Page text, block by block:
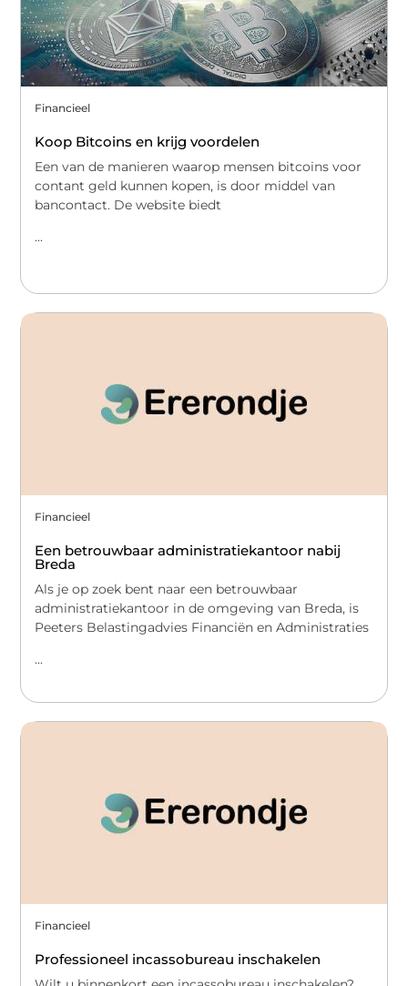
Financieel
Koop Bitcoins en krijg voordelen
Een van de manieren waarop mensen bitcoins voor
contant geld kunnen kopen, is door middel van
bancontact. De website biedt
...
Financieel
Een betrouwbaar administratiekantoor nabij
Breda
Als je op zoek bent naar een betrouwbaar
administratiekantoor in de omgeving van Breda, is
Peeters Belastingadvies Financiën en Administraties
...
Financieel
Professioneel incassobureau inschakelen